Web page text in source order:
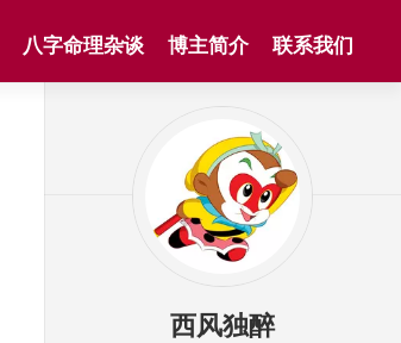
八字命理杂谈 博主简介 联系我们
西风独醉